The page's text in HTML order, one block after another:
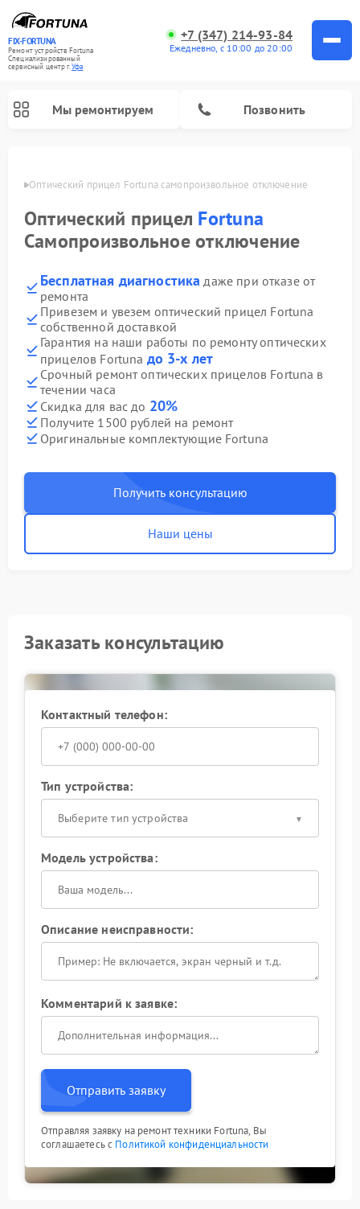
FIX-FORTUNA
Ремонт устройств Fortuna
Специализированный
cервисный центр г.Уфа
+7 (347) 214-93-84
Ежедневно, с 10:00 до 20:00
Мы ремонтируем Позвонить
Уфе Оптический прицел Fortuna самопроизвольное отключение
Оптический прицел Fortuna
Самопроизвольное отключение
Бесплатная диагностика даже при отказе от
ремонта
Привезем и увезем оптический прицел Fortuna
собственной доставкой
Гарантия на наши работы по ремонту оптических
прицелов Fortuna до 3-х лет
Срочный ремонт оптических прицелов Fortuna в
течении часа
Скидка для вас до 20%
Получите 1500 рублей на ремонт
Оригинальные комплектующие Fortuna
Получить консультацию
Наши цены
Заказать консультацию
Контактный телефон:
Тип устройства:
Выберите тип устройства
Модель устройства:
Описание неисправности:
Комментарий к заявке:
Отправить заявку
Отправляя заявку на ремонт техники Fortuna, Вы
соглашаетесь с Политикой конфиденциальности